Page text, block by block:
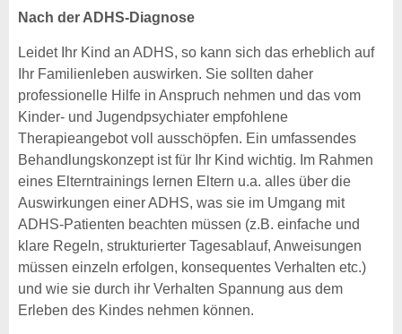
Nach der ADHS-Diagnose
Leidet Ihr Kind an ADHS, so kann sich das erheblich auf
Ihr Familienleben auswirken. Sie sollten daher
professionelle Hilfe in Anspruch nehmen und das vom
Kinder- und Jugendpsychiater empfohlene
Therapieangebot voll ausschöpfen. Ein umfassendes
Behandlungskonzept ist für Ihr Kind wichtig. Im Rahmen
eines Elterntrainings lernen Eltern u.a. alles über die
Auswirkungen einer ADHS, was sie im Umgang mit
ADHS-Patienten beachten müssen (z.B. einfache und
klare Regeln, strukturierter Tagesablauf, Anweisungen
müssen einzeln erfolgen, konsequentes Verhalten etc.)
und wie sie durch ihr Verhalten Spannung aus dem
Erleben des Kindes nehmen können.